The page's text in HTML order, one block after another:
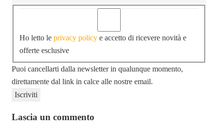
Ho letto le privacy policy e accetto di ricevere novità e
offerte esclusive
Puoi cancellarti dalla newsletter in qualunque momento,
direttamente dal link in calce alle nostre email.
Lascia un commento